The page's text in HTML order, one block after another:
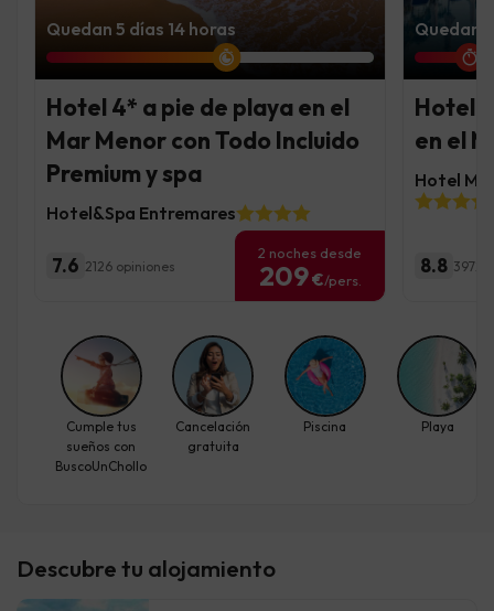
Descubre tu alojamiento
Quedan 5 días 14 horas
Hotel 4* a pie de playa en el
Mar Menor con Todo Incluido
Premium y spa
Hotel&Spa Entremares
7.6 2126 opiniones
2 noches desde
209€/pers.
Quedan
Hotel
en el
Hotel
8.8 3972
Cumple tus
sueños con
BuscoUnChollo
Cancelación
gratuita
Piscina Playa